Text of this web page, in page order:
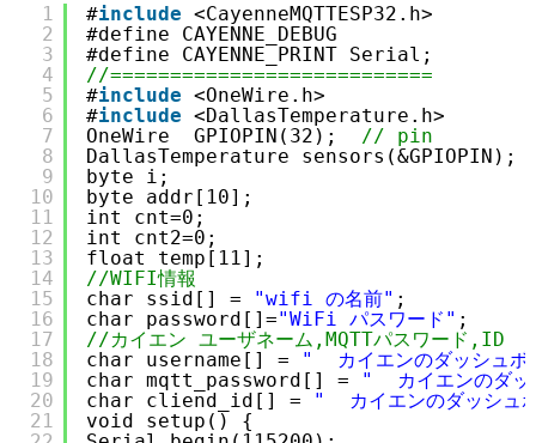
1
2
3
4
5
6
7
8
9
10
11
12
13
14
15
16
17
18
19
20
21
#include <CayenneMQTTESP32.h>
#define CAYENNE_DEBUG
#define CAYENNE_PRINT Serial;
//===========================
#include <OneWire.h>
#include <DallasTemperature.h>
OneWire  GPIOPIN(32); // pin
DallasTemperature sensors(&GPIOPIN);
byte i;
byte addr[10];
int cnt=0;
int cnt2=0;
float temp[11];
//WIFI情報
char ssid[] =
"wifi の名前" ;
char password[]="WiFi パスワード" ;
//カイエン ユーザネーム,MQTTパスワード,ID
char username[] =
"  カイエンのダッシュ
char mqtt_password[] =
"  カイエンのダ
char cliend_id[] =
"  カイエンのダッシュ
void setup() {